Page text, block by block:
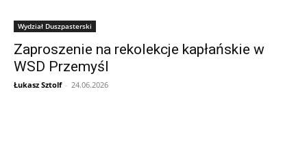
Wydział Duszpasterski
Zaproszenie na rekolekcje kapłańskie w
WSD Przemyśl
Łukasz Sztolf - 24.06.2026